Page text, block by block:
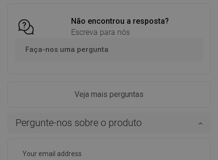
Não encontrou a resposta?
Escreva para nós
Faça-nos uma pergunta
Veja mais perguntas
Pergunte-nos sobre o produto